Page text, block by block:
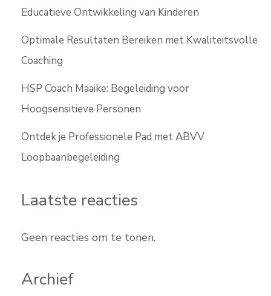
Educatieve Ontwikkeling van Kinderen
Optimale Resultaten Bereiken met Kwaliteitsvolle
Coaching
HSP Coach Maaike: Begeleiding voor
Hoogsensitieve Personen
Ontdek je Professionele Pad met ABVV
Loopbaanbegeleiding
Laatste reacties
Geen reacties om te tonen.
Archief